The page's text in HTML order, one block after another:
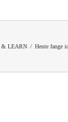
& LEARN / Heute fange